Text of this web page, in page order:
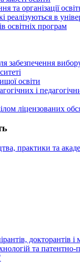
та організації
реалізуються в
освітніх програм
забезпечення
освіти
і
ліцензoваних
практики та
докторантів
та патентно-